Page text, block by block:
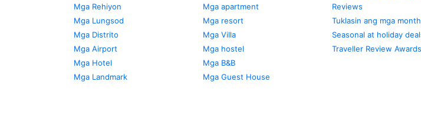
Mga Rehiyon
Mga Lungsod
Mga Distrito
Mga Airport
Mga Hotel
Mga Landmark
Mga apartment
Mga resort
Mga Villa
Mga hostel
Mga B&B
Mga Guest House
Reviews
Tuklasin ang mga
Seasonal at holiday
Traveller Review Awards